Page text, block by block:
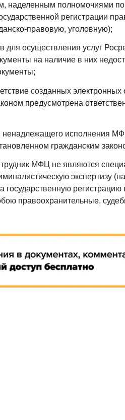
наделенным полномочиями
регистрации
правовую, уголовную);
осуществления услуг
на наличие в них
созданных
предусмотрена
ненадлежащего исполнения
гражданским
МФЦ не являются
экспертизу
правоохранительные,